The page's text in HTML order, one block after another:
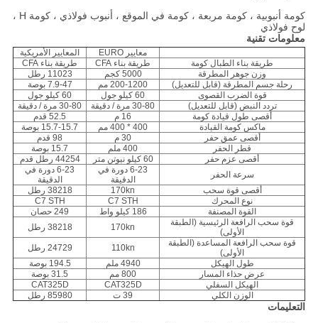
كومة أنبوبية ، كومة مربعة ، كومة في الموقع ، أنبوب فولاذي ، كومة H ،
لوح فولاذي
معلومات تقنية
معايير EURO
المعايير الأمريكية
طريقة بناء الطبال كومة
طريقة بناء CFA
طريقة بناء CFA
وزن جوهر المطرقة
5000 كجم
11023 رطل
رحلة جسم المطرقة (قابل للتعديل)
200-1200 مم
7.9-47 بوصة
قوة الضرب القصوى
60 كيلو جول
60 كيلو جول
تردد النبض (قابل للتعديل)
30-80 مرة / دقيقة
30-80 مرة / دقيقة
أقصى طول قيادة كومة
16 م
52.5 قدم
ماكس كومة القيادة
400 * 400 مم
15.7-15.7 بوصة
أقصى عمق حفر
30 م
98 قدم
قطر الحفر
400 ملم
15.7 بوصة
أقصى عزم حفر
60 كيلو نيوتن متر
44254 رطل قدم
سرعة الحفر
6-23 دورة في
الدقيقة
6-23 دورة في
الدقيقة
أقصى قوة سحب
170kn
38218 رطل
نوع المحرك
C7 STH
C7 STH
القوة المصنفة
186 كيلو واط
249 حصان
قوة سحب الرافعة الرئيسية (الطبقة
الأولى)
170kn
38218 رطل
قوة سحب الرافعة المساعدة (الطبقة
الأولى)
110kn
24729 رطل
طول الهيكل
4940 ملم
194.5 بوصة
عرض حذاء المسار
800 مم
31.5 بوصة
الهيكل السفلي
CAT325D
CAT325D
الوزن الكلي
39 ت 85980 رطل
التعليمات